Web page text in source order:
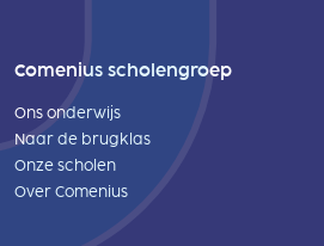
Comenius scholengroep
Ons onderwijs
Naar de brugklas
Onze scholen
Over Comenius